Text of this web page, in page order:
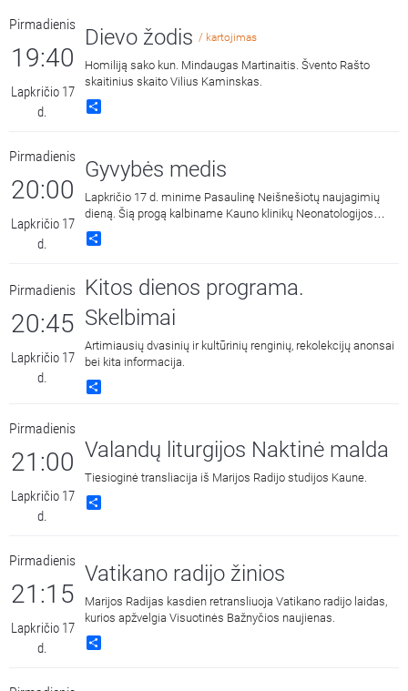
Pirmadienis
19:40
Lapkričio 17
d.
Dievo žodis / kartojimas
Homiliją sako kun. Mindaugas Martinaitis. Švento Rašto
skaitinius skaito Vilius Kaminskas.
Pirmadienis
20:00
Lapkričio 17
d.
Gyvybės medis
Lapkričio 17 d. minime Pasaulinę Neišnešiotų naujagimių
dieną. Šią progą kalbiname Kauno klinikų Neonatologijos
klinikos vadovę prof. Rasą Tamelienę ir asociacijos „Padedu
augti“ vadovė Inga Laukytę-Budrienę. Jas kalbina Kauno
Pirmadienis
20:45
Lapkričio 17
d.
Kitos dienos programa.
Skelbimai
Artimiausių dvasinių ir kultūrinių renginių, rekolekcijų anonsai
bei kita informacija.
Pirmadienis
21:00
Lapkričio 17
d.
Valandų liturgijos Naktinė malda
Tiesioginė transliacija iš Marijos Radijo studijos Kaune.
Pirmadienis
21:15
Lapkričio 17
d.
Vatikano radijo žinios
Marijos Radijas kasdien retransliuoja Vatikano radijo laidas,
kurios apžvelgia Visuotinės Bažnyčios naujienas.